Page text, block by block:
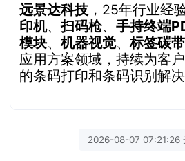
远景达科技 ，25年行业经
印机、扫码枪、手持终端
模块、机器视觉、标签碳带
应用方案领域，持续为客
的条码打印和条码识别解决
2026-08-07 07:21:26